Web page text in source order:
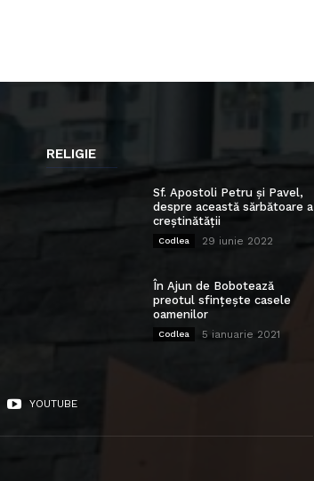
RELIGIE
Sf. Apostoli Petru și Pavel,
despre această sărbătoare a
creștinătății
Codlea 29 iunie 2022
În Ajun de Bobotează
preotul sfințește casele
oamenilor
Codlea 5 ianuarie 2021
YOUTUBE